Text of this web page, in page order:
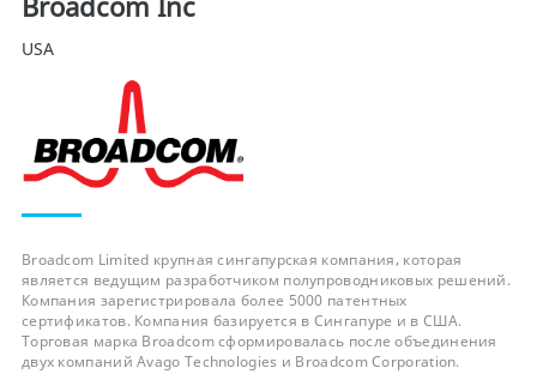
USA
Broadcom Limited крупная сингапурская компания, которая
является ведущим разработчиком полупроводниковых решений.
Компания зарегистрировала более 5000 патентных
сертификатов. Компания базируется в Сингапуре и в США.
Торговая марка Broadcom сформировалась после объединения
двух компаний Avago Technologies и Broadcom Corporation.